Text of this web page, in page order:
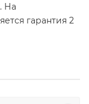
На
гарантия 2